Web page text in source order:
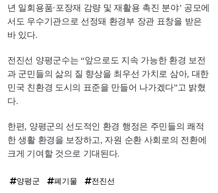
년 일회용품·포장재 감량 및 재활용 촉진 분야’ 공모에
서도 우수기관으로 선정돼 환경부 장관 표창을 받은
바 있다.
전진선 양평군수는 “앞으로도 지속 가능한 환경 보전
과 군민들의 삶의 질 향상을 최우선 가치로 삼아, 대한
민국 친환경 도시의 표준을 만들어 나가겠다”고 밝혔
다.
한편, 양평군의 선도적인 환경 행정은 주민들의 쾌적
한 생활 환경을 보장하고, 자원 순환 사회로의 전환에
크게 기여할 것으로 기대된다.
양평군 폐기물 전진선